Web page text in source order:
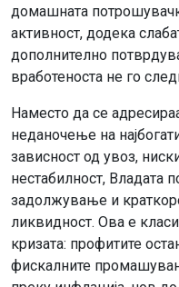
домашната
активност, додека
дополнително
вработеноста не го
Наместо да се
неданочење на
зависност од увоз,
нестабилност, Владата
задолжување и
ликвидност. Ова е
кризата: профитите
фискалните